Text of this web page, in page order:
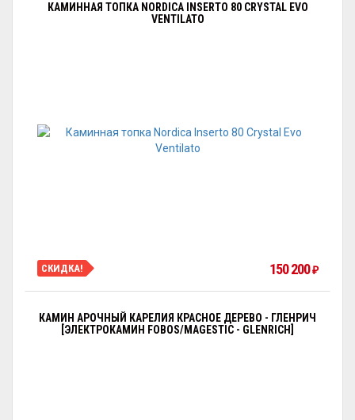
КАМИННАЯ ТОПКА NORDICA INSERTO 80 CRYSTAL EVO
VENTILATO
СКИДКА! 150 200₽
КАМИН АРОЧНЫЙ КАРЕЛИЯ КРАСНОЕ ДЕРЕВО - ГЛЕНРИЧ
[ЭЛЕКТРОКАМИН FOBOS/MAGESTIC - GLENRICH]